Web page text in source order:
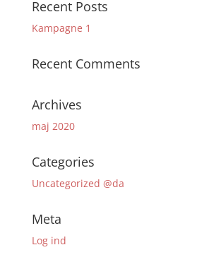
Recent Posts
Kampagne 1
Recent Comments
Archives
maj 2020
Categories
Uncategorized @da
Meta
Log ind